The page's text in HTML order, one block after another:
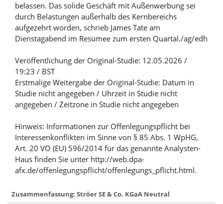
belassen. Das solide Geschäft mit Außenwerbung sei
durch Belastungen außerhalb des Kernbereichs
aufgezehrt worden, schrieb James Tate am
Dienstagabend im Resümee zum ersten Quartal./ag/edh
Veröffentlichung der Original-Studie: 12.05.2026 /
19:23 / BST
Erstmalige Weitergabe der Original-Studie: Datum in
Studie nicht angegeben / Uhrzeit in Studie nicht
angegeben / Zeitzone in Studie nicht angegeben
Hinweis: Informationen zur Offenlegungspflicht bei
Interessenkonflikten im Sinne von § 85 Abs. 1 WpHG,
Art. 20 VO (EU) 596/2014 für das genannte Analysten-
Haus finden Sie unter http://web.dpa-
afx.de/offenlegungspflicht/offenlegungs_pflicht.html.
Zusammenfassung: Ströer SE & Co. KGaA Neutral